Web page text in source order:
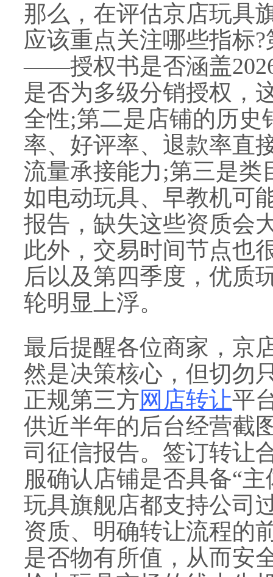
那么，在评估京店玩具
应该重点关注哪些指标
——授权书是否涵盖
是否为多级分销授权，
全性;第二是店铺的历史
率、好评率、退款率直
流量承接能力;第三是类
如电动玩具、早教机可
报告，缺失这些资质会
此外，交易时间节点也
后以及第四季度，优质
轮明显上浮。
最后提醒各位商家，京
然是决策核心，但切勿
正规第三方网店转让平
供近半年的后台经营截
司征信报告。签订转让
服确认店铺是否具备“
玩具旗舰店都支持公司
资质、明确转让流程的
是否物有所值，从而安